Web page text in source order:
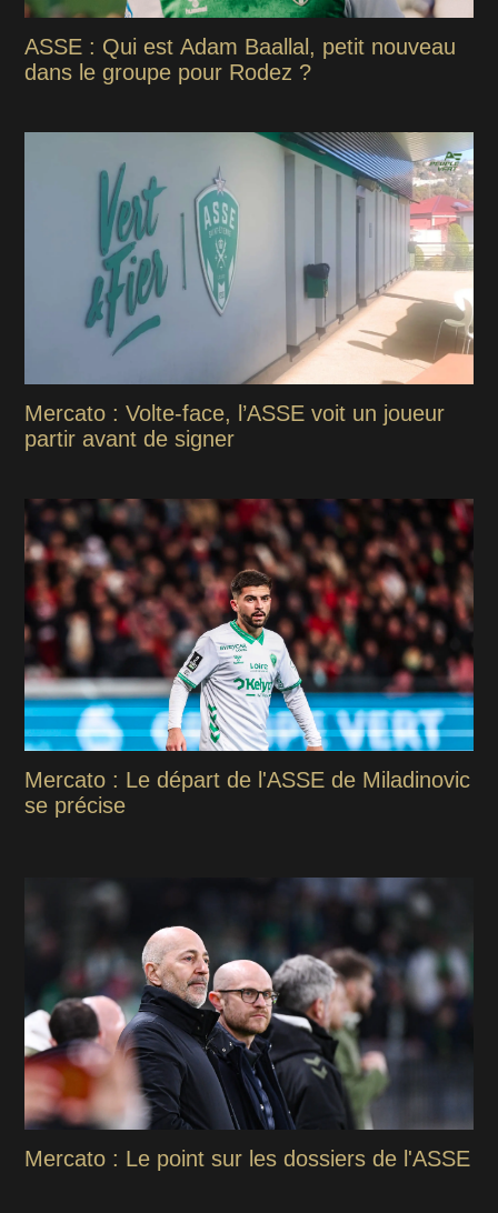
ASSE : Qui est Adam Baallal, petit nouveau
dans le groupe pour Rodez ?
Mercato : Volte-face, l’ASSE voit un joueur
partir avant de signer
Mercato : Le départ de l'ASSE de Miladinovic
se précise
Mercato : Le point sur les dossiers de l'ASSE